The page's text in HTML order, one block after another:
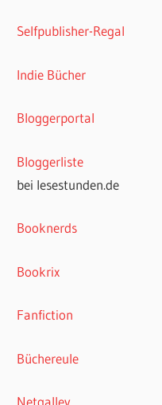
Selfpublisher-Regal
Indie Bücher
Bloggerportal
Bloggerliste
bei lesestunden.de
Booknerds
Bookrix
Fanfiction
Büchereule
Netgalley